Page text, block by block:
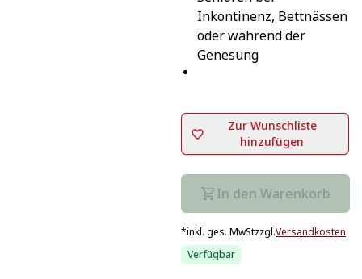
Inkontinenz, Bettnässen
oder während der
Genesung
Zur Wunschliste
hinzufügen
In den Warenkorb
*inkl. ges. MwStzzgl.Versandkosten
Verfügbar